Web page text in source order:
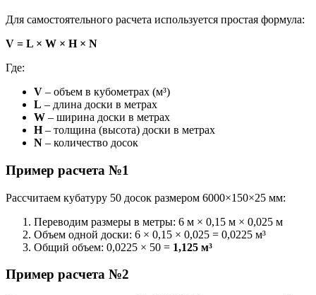
Для самостоятельного расчета используется простая формула:
V = L × W × H × N
Где:
V – объем в кубометрах (м³)
L – длина доски в метрах
W – ширина доски в метрах
H– толщина (высота) доски в метрах
N – количество досок
Пример расчета №1
Рассчитаем кубатуру 50 досок размером 6000×150×25 мм:
Переводим размеры в метры: 6 м × 0,15 м × 0,025 м
Объем одной доски: 6 × 0,15 × 0,025 = 0,0225 м³
Общий объем: 0,0225 × 50 = 1,125 м³
Пример расчета №2